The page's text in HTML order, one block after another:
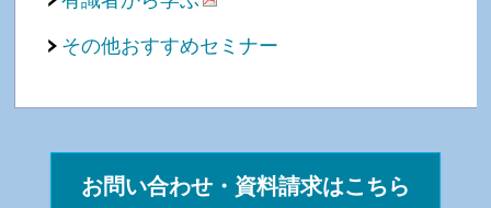
その他おすすめセミナー
お問い合わせ・資料請求はこちら